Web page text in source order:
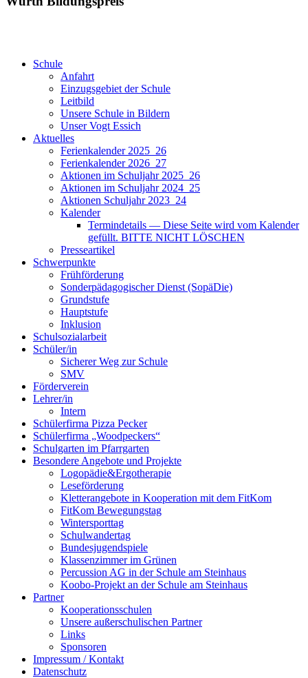
Schule
Anfahrt
Einzugsgebiet der Schule
Leitbild
Unsere Schule in Bildern
Unser Vogt Essich
Aktuelles
Ferienkalender 2025_26
Ferienkalender 2026_27
Aktionen im Schuljahr 2025_26
Aktionen im Schuljahr 2024_25
Aktionen Schuljahr 2023_24
Kalender
Termindetails — Diese Seite wird vom Kalender
gefüllt. BITTE NICHT LÖSCHEN
Presseartikel
Schwerpunkte
Frühförderung
Sonderpädagogischer Dienst (SopäDie)
Grundstufe
Hauptstufe
Inklusion
Schulsozialarbeit
Schüler/in
Sicherer Weg zur Schule
SMV
Förderverein
Lehrer/in
Intern
Schülerfirma Pizza Pecker
Schülerfirma „Woodpeckers“
Schulgarten im Pfarrgarten
Besondere Angebote und Projekte
Logopädie&Ergotherapie
Leseförderung
Kletterangebote in Kooperation mit dem FitKom
FitKom Bewegungstag
Wintersporttag
Schulwandertag
Bundesjugendspiele
Klassenzimmer im Grünen
Percussion AG in der Schule am Steinhaus
Koobo-Projekt an der Schule am Steinhaus
Partner
Kooperationsschulen
Unsere außerschulischen Partner
Links
Sponsoren
Impressum / Kontakt
Datenschutz